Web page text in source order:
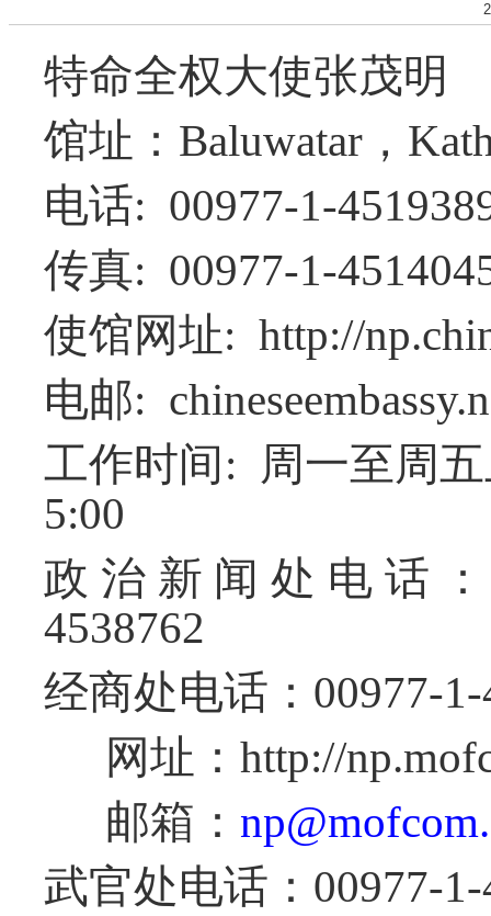
特命全权大使张茂明
馆址： Baluwatar ，
电话: 00977-1-
传真: 00977-1-
使馆网址: http://
电邮:
工作时间 : 周一至周
5:00
政治新闻处电话
4538762
经商处电话 ： 00977-1-
网址： http://
邮箱：
武官处电话： 00977-